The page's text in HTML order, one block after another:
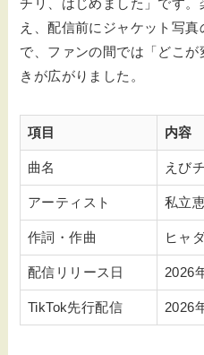
え、配信前にジャケット写
で、ファンの間では「どこ
きが広がりました。
項目 内容
曲名 えび
アーティスト 私立
作詞・作曲 ヒャ
配信リリース日 2026
TikTok先行配信 2026